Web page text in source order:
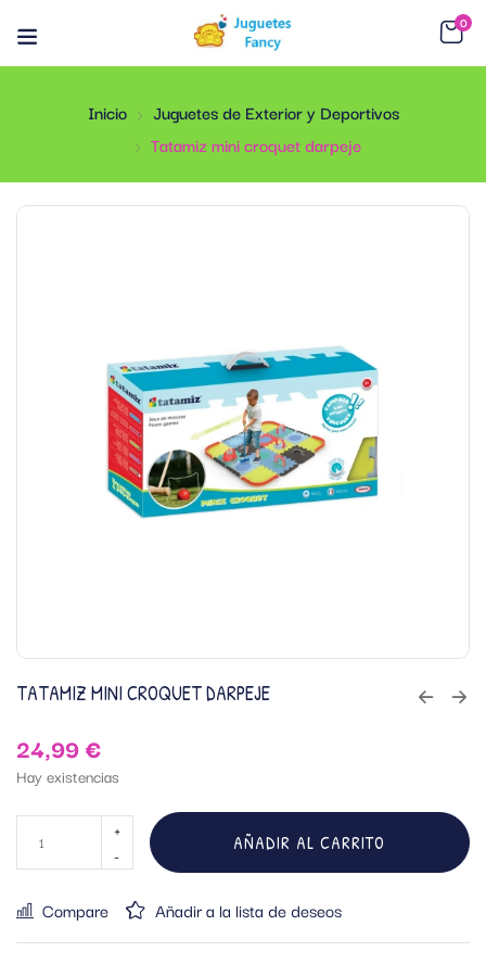
0
Inicio
Juguetes de Exterior y Deportivos
Tatamiz mini croquet darpeje
TATAMIZ MINI CROQUET DARPEJE
24,99€
Hay existencias
AÑADIR AL CARRITO
Compare Añadir a la lista de deseos